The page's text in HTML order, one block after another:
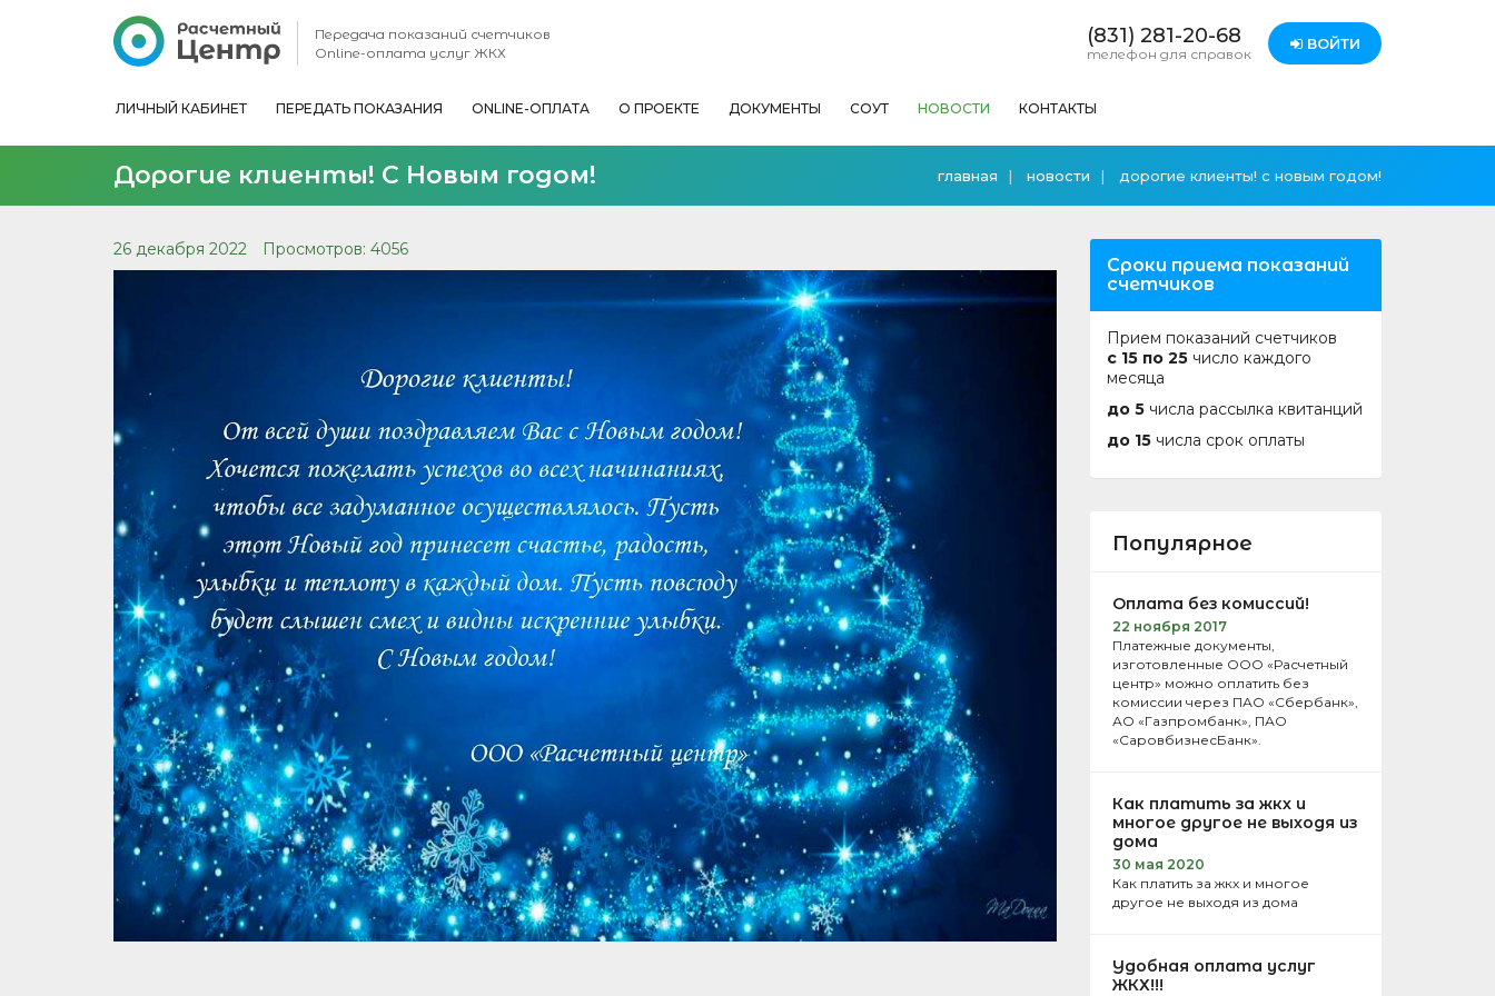
Передача показаний счетчиков
Online-оплата услуг ЖКХ
(831) 281-20-68
телефон для справок
ВОЙТИ
ЛИЧНЫЙ КАБИНЕТ ПЕРЕДАТЬ ПОКАЗАНИЯ ONLINE-ОПЛАТА О ПРОЕКТЕ ДОКУМЕНТЫ СОУТ НОВОСТИ КОНТАКТЫ
Дорогие клиенты! С Новым годом! главная новости дорогие клиенты! с новым годом!
26 декабря 2022 Просмотров: 4056
Сроки приема показаний
счетчиков
Прием показаний счетчиков
с 15 по 25число каждого
месяца
до 5числа рассылка квитанций
до 15числа срок оплаты
Популярное
Оплата без комиссий!
22 ноября 2017
Платежные документы,
изготовленные ООО «Расчетный
центр» можно оплатить без
комиссии через ПАО «Сбербанк»,
АО «Газпромбанк», ПАО
«СаровбизнесБанк».
Как платить за жкх и
многое другое не выходя из
дома
30 мая 2020
Как платить за жкх и многое
другое не выходя из дома
Удобная оплата услуг
ЖКХ!!!